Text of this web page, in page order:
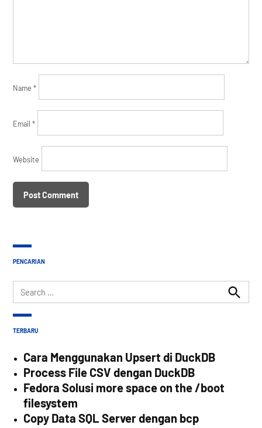
Name*
Email*
Website
PENCARIAN
Search
for:
Search
TERBARU
Cara Menggunakan Upsert di DuckDB
Process File CSV dengan DuckDB
Fedora Solusi more space on the /boot
filesystem
Copy Data SQL Server dengan bcp